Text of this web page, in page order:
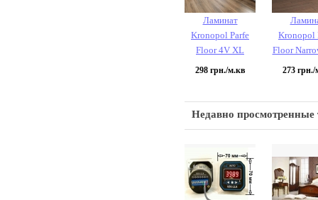
Ламинат
Kronopol Parfe
Floor 4V XL
298 грн./м.кв
Kronopol
Floor
273 грн./
Недавно просмотренные